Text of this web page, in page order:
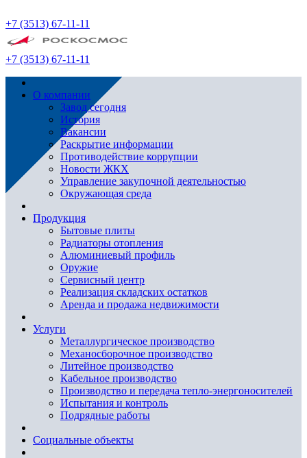
+7 (3513) 67-11-11
+7 (3513) 67-11-11
О компании
Завод сегодня
История
Вакансии
Раскрытие информации
Противодействие коррупции
Новости ЖКХ
Управление закупочной деятельностью
Окружающая среда
Продукция
Бытовые плиты
Радиаторы отопления
Алюминиевый профиль
Оружие
Сервисный центр
Реализация складских остатков
Аренда и продажа недвижимости
Услуги
Металлургическое производство
Механосборочное производство
Литейное производство
Кабельное производство
Производство и передача тепло-энергоносителей
Испытания и контроль
Подрядные работы
Социальные объекты